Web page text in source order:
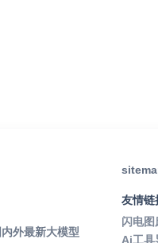
外最新大模型
友情链
闪电图
Ai工具